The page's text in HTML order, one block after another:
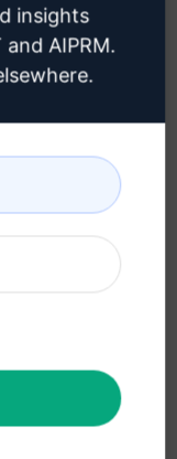
del
dei
marchio
insights
AIPRM.